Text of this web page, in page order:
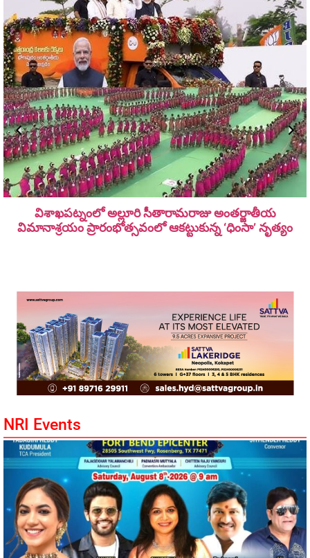
విశాఖపట్నంలో అల్లూరి సీతారామ‌రాజు అంత‌ర్జాతీయ
విమానాశ్ర‌యం ప్రారంభోత్సవంలో ఆకట్టుకున్న ‘ధింసా’ నృత్యం
NRI Events